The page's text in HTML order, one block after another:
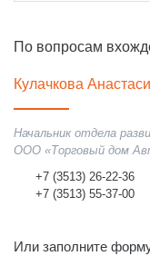
По вопросам
Кулачкова
Начальник отдела
ООО «Торговый дом
+7 (3513) 26-22-36
+7 (3513) 55-37-00
Или заполните